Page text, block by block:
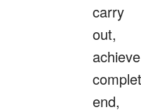
carry
out,
end,